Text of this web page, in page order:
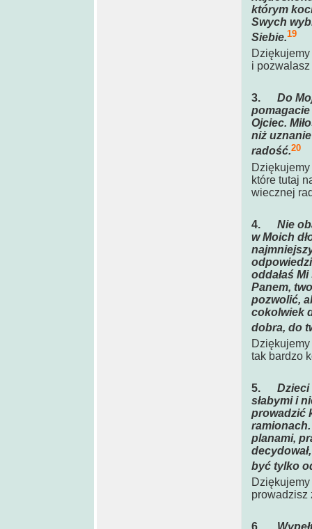
którym
Swych
Siebie.19
i
3. Do
pomagacie
Ojciec.
niż
radość.20
które tutaj
wiecznej
4. Nie
w Moich
oddałaś
Panem,
pozwolić,
cokolwiek
dobra, do
tak bardzo
5. Dzieci
słabymi i
prowadzić
planami,
być tylko
prowadzisz